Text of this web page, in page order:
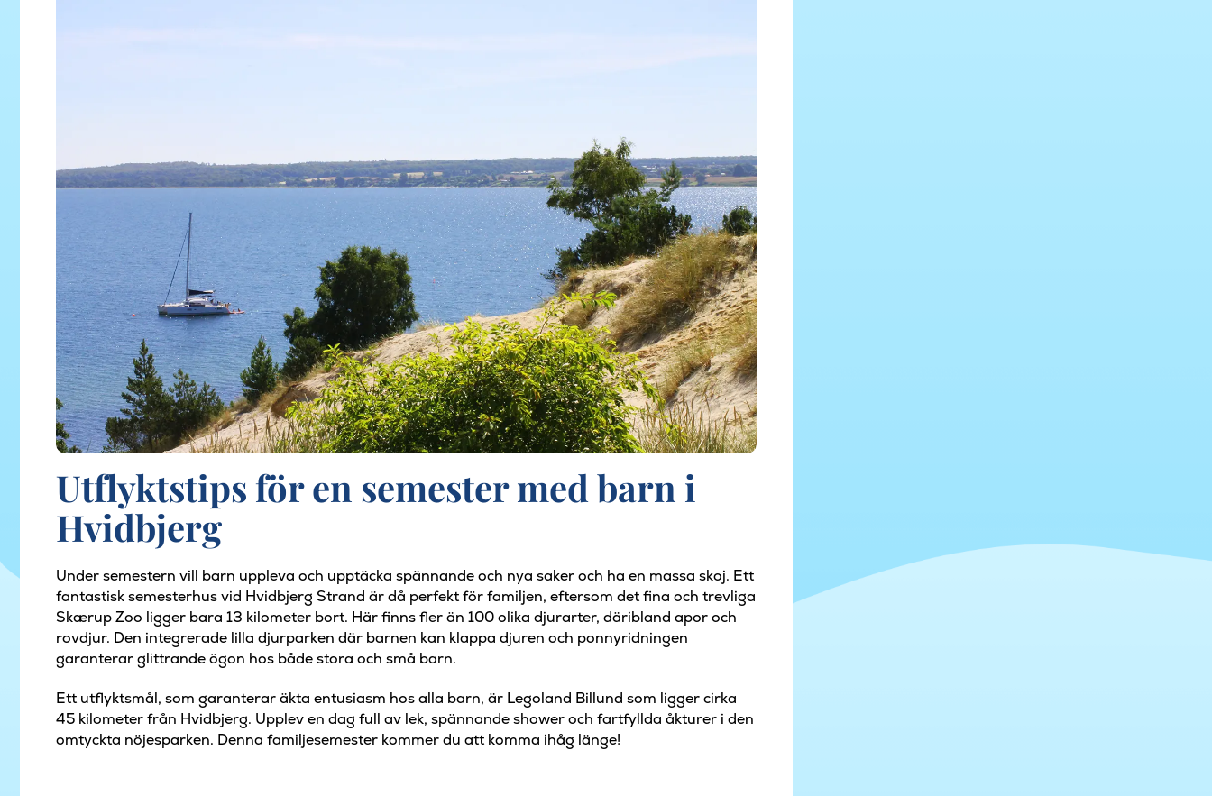
Utflyktstips för en semester med barn i
Hvidbjerg
Under semestern vill barn uppleva och upptäcka spännande och nya saker och ha en massa skoj. Ett
fantastisk semesterhus vid Hvidbjerg Strand är då perfekt för familjen, eftersom det fina och trevliga
Skærup Zoo ligger bara 13 kilometer bort. Här finns fler än 100 olika djurarter, däribland apor och
rovdjur. Den integrerade lilla djurparken där barnen kan klappa djuren och ponnyridningen
garanterar glittrande ögon hos både stora och små barn.
Ett utflyktsmål, som garanterar äkta entusiasm hos alla barn, är Legoland Billund som ligger cirka
45 kilometer från Hvidbjerg. Upplev en dag full av lek, spännande shower och fartfyllda åkturer i den
omtyckta nöjesparken. Denna familjesemester kommer du att komma ihåg länge!